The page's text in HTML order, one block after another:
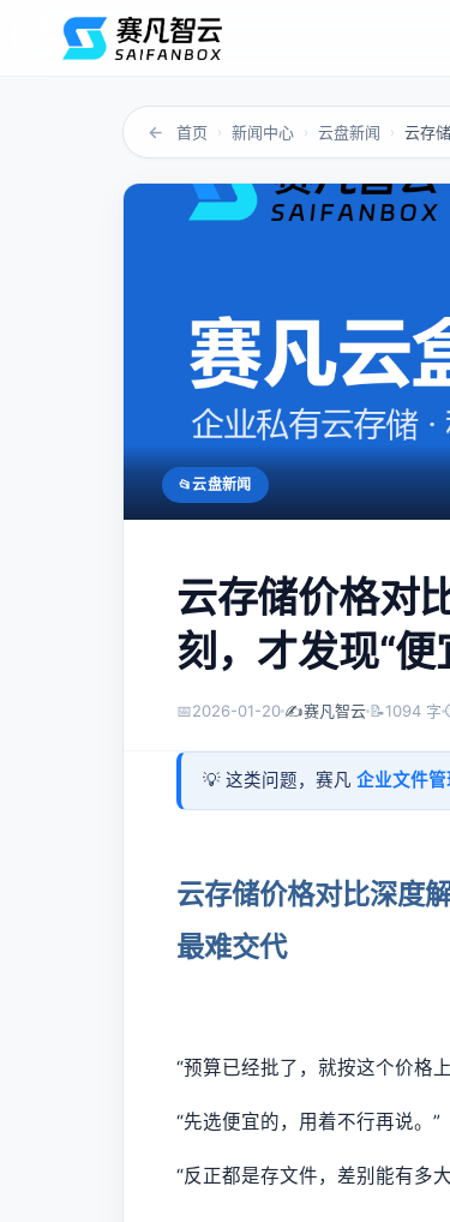
← 首页 › 新闻中心 › 云盘新闻 ›
云盘新闻
云存储价格对
刻，才发现“
📅2026-01-20 ✍️赛凡智云 📝1094 字
💡 这类问题，赛凡 企业文件管
云存储价格对比深度
最难交代
“预算已经批了，就按这个价格
“先选便宜的，用着不行再说。”
“反正都是存文件，差别能有多